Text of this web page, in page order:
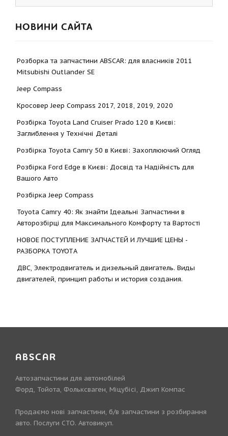
НОВИНИ САЙТА
Розборка та запчастини ABSCAR: для власників 2011
Mitsubishi Outlander SE
Jeep Compass
Кросовер Jeep Compass 2017, 2018, 2019, 2020
Розбірка Toyota Land Cruiser Prado 120 в Києві:
Заглиблення у Технічні Деталі
Розбірка Toyota Camry 50 в Києві: Захоплюючий Огляд
Розбірка Ford Edge в Києві: Досвід та Надійність для
Вашого Авто
Розбірка Jeep Compass
Toyota Camry 40: Як знайти Ідеальні Запчастини в
Авторозбірці для Максимального Комфорту та Вартості
НОВОЕ ПОСТУПЛЕНИЕ ЗАПЧАСТЕЙ И ЛУЧШИЕ ЦЕНЫ -
РАЗБОРКА TOYOTА
ДВС, Электродвигатель и дизельный двигатель. Виды
двигателей, принцип работы и история создания.
ABSCAR
Автозапчастини для автомобілей
Форд, Тойота, Фольксваген, Міцубісі, Джип Компас
Продаємо нові запчастини, б/в запчастини з розбирання
авто. Послуги СТО. Автовикуп.